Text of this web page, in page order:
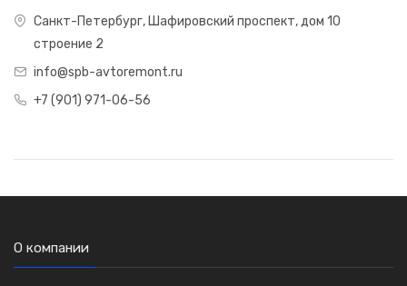
Санкт-Петербург, Шафировский проспект, дом 10
строение 2
info@spb-avtoremont.ru
+7 (901) 971-06-56
О компании